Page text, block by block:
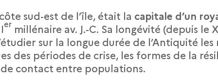
sud-est de l’île, était la capitale d’un
er millénaire av. J.-C. Sa longévité (depuis le
sur la longue durée de l’Antiquité
des périodes de crise, les formes de la
contact entre populations.